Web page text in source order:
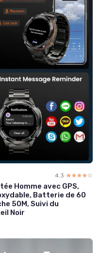
4.3 ☆☆☆☆☆
★★★★★
Homme avec GPS,
Batterie de 60
50M, Suivi du
Noir